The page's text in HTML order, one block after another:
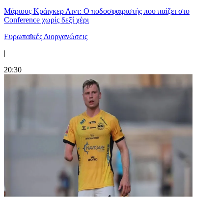
Μάριους Κράιγκερ Λιντ: Ο ποδοσφαιριστής που παίζει στο
Conference χωρίς δεξί χέρι
Ευρωπαϊκές Διοργανώσεις
|
20:30